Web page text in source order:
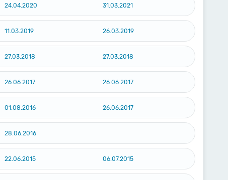
24.04.2020 31.03.2021
11.03.2019 26.03.2019
27.03.2018 27.03.2018
26.06.2017 26.06.2017
01.08.2016 26.06.2017
28.06.2016
22.06.2015 06.07.2015